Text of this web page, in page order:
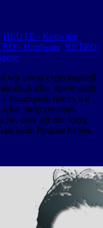
HEUTE - Konsolen,
- Hardware, RETRO
wir etwas experimentell
als Audio- sowie auch
TeamSpeak haben wir
aufgezeichnet.
dass wir mit Joerg
beim Podcast haben.